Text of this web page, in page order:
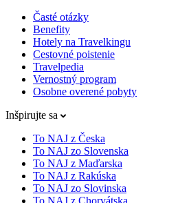
Časté otázky
Benefity
Hotely na Travelkingu
Cestovné poistenie
Travelpedia
Vernostný program
Osobne overené pobyty
Inšpirujte sa
To NAJ z Česka
To NAJ zo Slovenska
To NAJ z Maďarska
To NAJ z Rakúska
To NAJ zo Slovinska
To NAJ z Chorvátska